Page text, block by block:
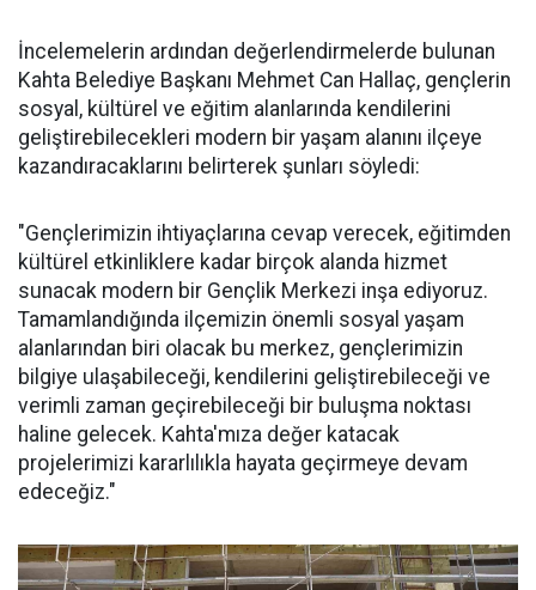
İncelemelerin ardından değerlendirmelerde bulunan
Kahta Belediye Başkanı Mehmet Can Hallaç, gençlerin
sosyal, kültürel ve eğitim alanlarında kendilerini
geliştirebilecekleri modern bir yaşam alanını ilçeye
kazandıracaklarını belirterek şunları söyledi:
"Gençlerimizin ihtiyaçlarına cevap verecek, eğitimden
kültürel etkinliklere kadar birçok alanda hizmet
sunacak modern bir Gençlik Merkezi inşa ediyoruz.
Tamamlandığında ilçemizin önemli sosyal yaşam
alanlarından biri olacak bu merkez, gençlerimizin
bilgiye ulaşabileceği, kendilerini geliştirebileceği ve
verimli zaman geçirebileceği bir buluşma noktası
haline gelecek. Kahta'mıza değer katacak
projelerimizi kararlılıkla hayata geçirmeye devam
edeceğiz."